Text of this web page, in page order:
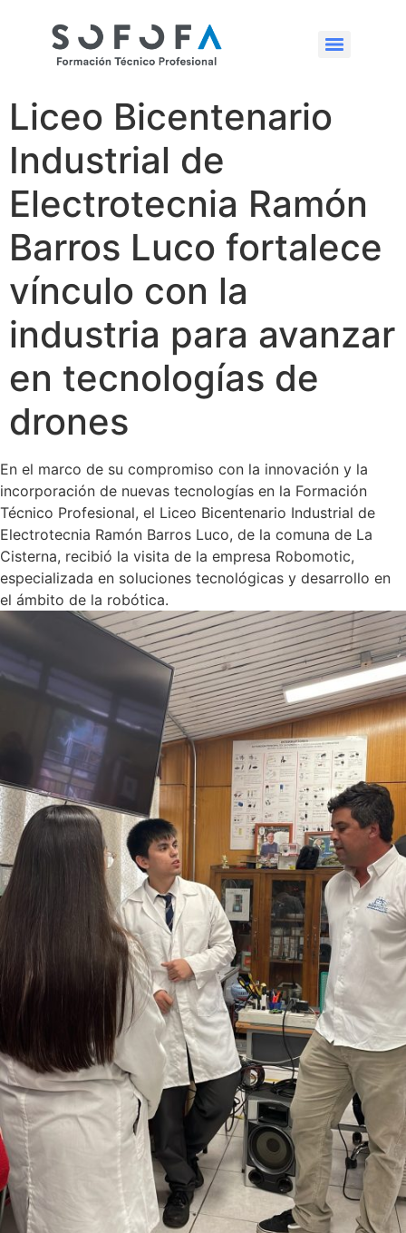
Liceo Bicentenario
Industrial de
Electrotecnia Ramón
Barros Luco fortalece
vínculo con la
industria para avanzar
en tecnologías de
drones
En el marco de su compromiso con la innovación y la
incorporación de nuevas tecnologías en la Formación
Técnico Profesional, el Liceo Bicentenario Industrial de
Electrotecnia Ramón Barros Luco, de la comuna de La
Cisterna, recibió la visita de la empresa Robomotic,
especializada en soluciones tecnológicas y desarrollo en
el ámbito de la robótica.